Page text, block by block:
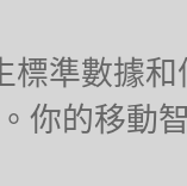
標準數據
你的移動